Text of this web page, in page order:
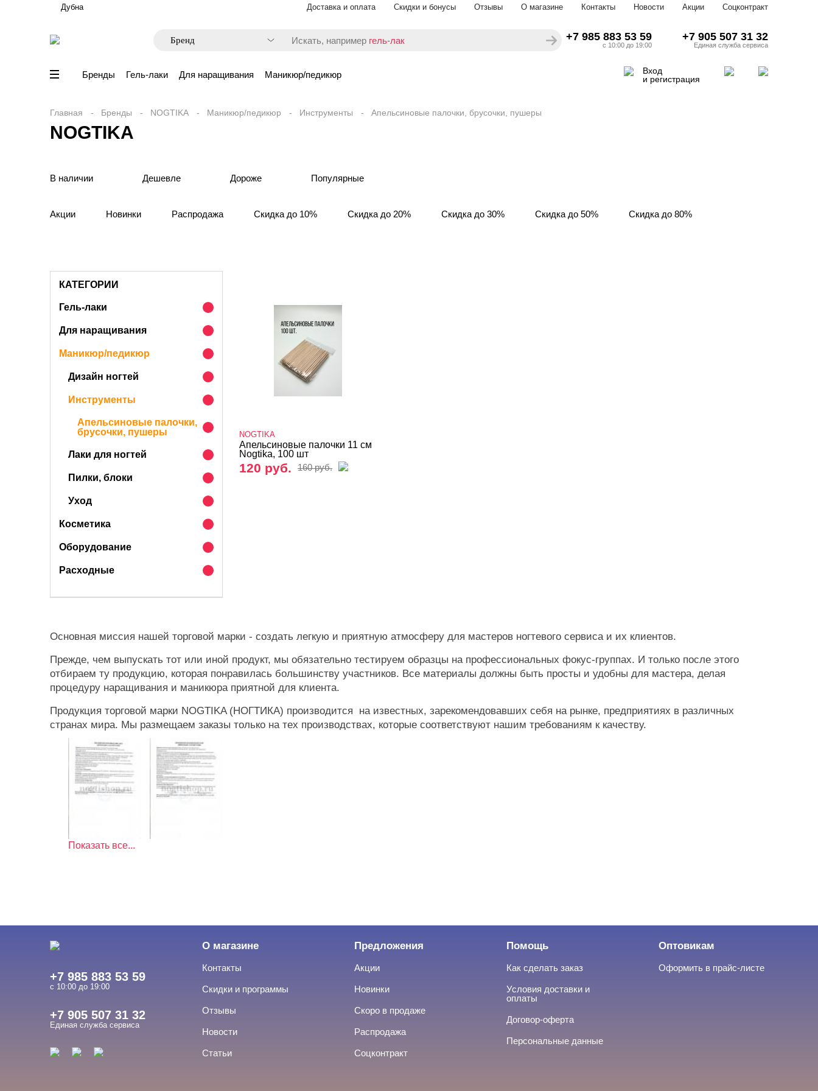
Дубна Доставка и оплата Скидки и бонусы Отзывы О магазине Контакты Новости Акции Соцконтракт
Искать, например гель-лак +7 985 883 53 59
с 10:00 до 19:00
+7 905 507 31 32
Единая служба сервиса
Бренды Гель-лаки Для наращивания Маникюр/педикюр
Вход
и регистрация
Главная Бренды NOGTIKA Маникюр/педикюр Инструменты Апельсиновые палочки, брусочки, пушеры
NOGTIKA
В наличии Дешевле Дороже Популярные
Акции Новинки Распродажа Скидка до 10% Скидка до 20% Скидка до 30% Скидка до 50% Скидка до 80%
КАТЕГОРИИ
Гель-лаки
Для наращивания
Маникюр/педикюр
Дизайн ногтей
Инструменты
Апельсиновые палочки,
брусочки, пушеры
Лаки для ногтей
Пилки, блоки
Уход
Косметика
Оборудование
Расходные
NOGTIKA
Апельсиновые палочки 11 см
Nogtika, 100 шт
120 руб. 160 руб.
Основная миссия нашей торговой марки - создать легкую и приятную атмосферу для мастеров ногтевого сервиса и их клиентов.
Прежде, чем выпускать тот или иной продукт, мы обязательно тестируем образцы на профессиональных фокус-группах. И только после этого
отбираем ту продукцию, которая понравилась большинству участников. Все материалы должны быть просты и удобны для мастера, делая
процедуру наращивания и маникюра приятной для клиента.
Продукция торговой марки NOGTIKA (НОГТИКА) производится на известных, зарекомендовавших себя на рынке, предприятиях в различных
странах мира. Мы размещаем заказы только на тех производствах, которые соответствуют нашим требованиям к качеству.
Показать все...
+7 985 883 53 59
с 10:00 до 19:00
+7 905 507 31 32
Единая служба сервиса
О магазине
Контакты
Скидки и программы
Отзывы
Новости
Статьи
Предложения
Акции
Новинки
Скоро в продаже
Распродажа
Соцконтракт
Помощь
Как сделать заказ
Условия доставки и
оплаты
Договор-оферта
Персональные данные
Оптовикам
Оформить в прайс-листе